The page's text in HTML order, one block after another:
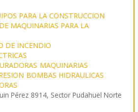
PARA LA CONSTRUCCION
MAQUINARIAS PARA LA
DE INCENDIO
MAQUINARIAS
BOMBAS HIDRAULICAS
Pérez 8914, Sector Pudahuel Norte